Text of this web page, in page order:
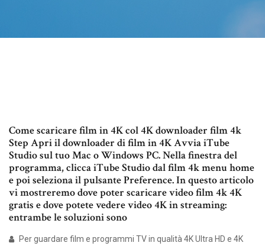
Come scaricare film in 4K col 4K downloader film 4k
Step Apri il downloader di film in 4K Avvia iTube
Studio sul tuo Mac o Windows PC. Nella finestra del
programma, clicca iTube Studio dal film 4k menu home
e poi seleziona il pulsante Preference. In questo articolo
vi mostreremo dove poter scaricare video film 4k 4K
gratis e dove potete vedere video 4K in streaming:
entrambe le soluzioni sono
Per guardare film e programmi TV in qualità 4K Ultra HD e 4K